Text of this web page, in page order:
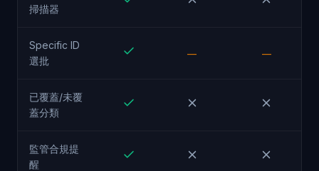
掃描器
Specific ID
選批
— —
已覆蓋/未覆
蓋分類
監管合規提
醒